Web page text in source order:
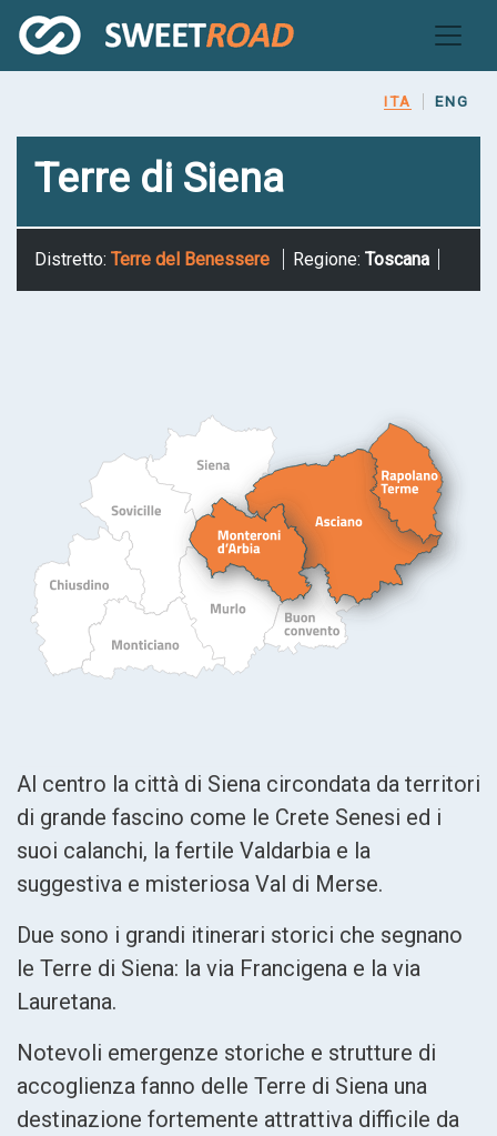
al
contenuto
ITA ENG
Terre di Siena
Distretto: Terre del Benessere Regione: Toscana
Al centro la città di Siena circondata da territori
di grande fascino come le Crete Senesi ed i
suoi calanchi, la fertile Valdarbia e la
suggestiva e misteriosa Val di Merse.
Due sono i grandi itinerari storici che segnano
le Terre di Siena: la via Francigena e la via
Lauretana.
Notevoli emergenze storiche e strutture di
accoglienza fanno delle Terre di Siena una
destinazione fortemente attrattiva difficile da